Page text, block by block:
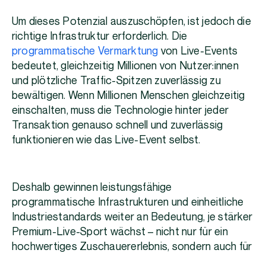
Um dieses Potenzial auszuschöpfen, ist jedoch die
richtige Infrastruktur erforderlich. Die
programmatische Vermarktung von Live-Events
bedeutet, gleichzeitig Millionen von Nutzer:innen
und plötzliche Traffic-Spitzen zuverlässig zu
bewältigen. Wenn Millionen Menschen gleichzeitig
einschalten, muss die Technologie hinter jeder
Transaktion genauso schnell und zuverlässig
funktionieren wie das Live-Event selbst.
Deshalb gewinnen leistungsfähige
programmatische Infrastrukturen und einheitliche
Industriestandards weiter an Bedeutung, je stärker
Premium-Live-Sport wächst – nicht nur für ein
hochwertiges Zuschauererlebnis, sondern auch für